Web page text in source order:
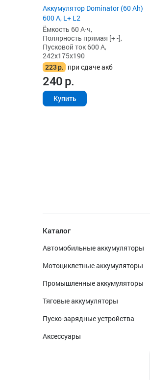
Аккумулятор Dominator (60 Ah)
600 А, L+ L2
Ёмкость 60 А·ч,
Полярность прямая [+ -],
Пусковой ток 600 А,
242x175x190
223р. при сдаче акб
240р.
Купить
Каталог
Автомобильные аккумуляторы
Мотоциклетные аккумуляторы
Промышленные аккумуляторы
Тяговые аккумуляторы
Пуско-зарядные устройства
Аксессуары